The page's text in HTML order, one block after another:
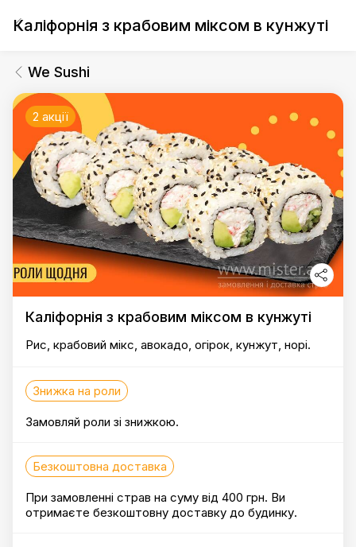
Каліфорнія з крабовим міксом в кунжуті
We Sushi
2 акції
Каліфорнія з крабовим міксом в кунжуті
Рис, крабовий мікс, авокадо, огірок, кунжут, норі.
Знижка на роли
Замовляй роли зі знижкою.
Безкоштовна доставка
При замовленні страв на суму від 400 грн. Ви
отримаєте безкоштовну доставку до будинку.